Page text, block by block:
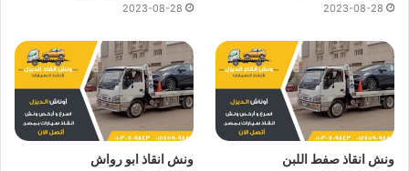
2023-08-28
2023-08-28
ونش انقاذ صفط اللبن ونش انقاذ ابو رواش